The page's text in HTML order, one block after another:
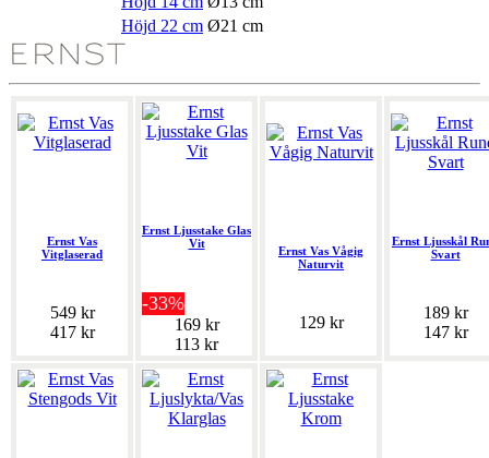
Höjd 22 cm Ø21 cm
Ernst Vas
Vitglaserad
549 kr
417 kr
Ernst Ljusstake Glas
Vit
-33%
169 kr
113 kr
Ernst Vas Vågig
Naturvit
129 kr
Ernst Ljusskål
Svart
189 kr
147 kr